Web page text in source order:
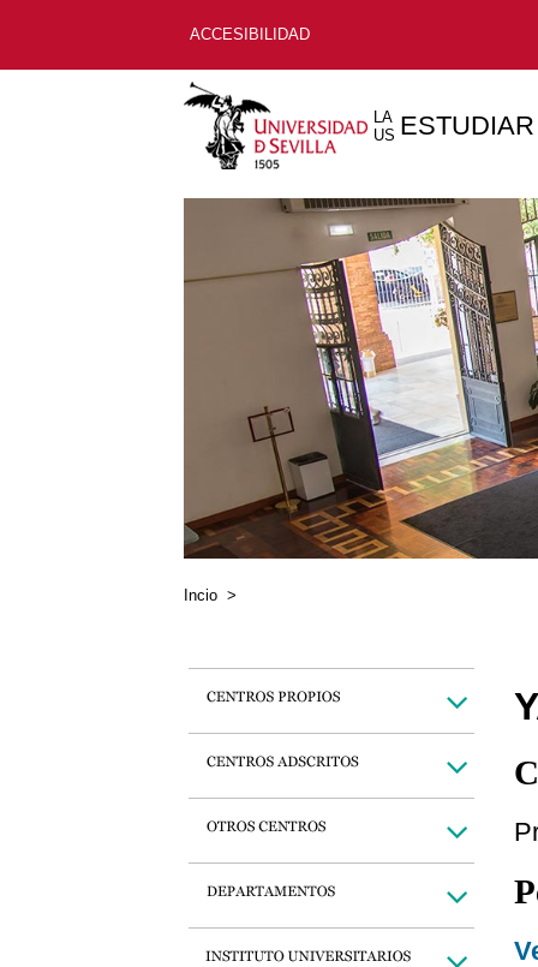
ACCESIBILIDAD
LA
US ESTUDIAR
Incio >